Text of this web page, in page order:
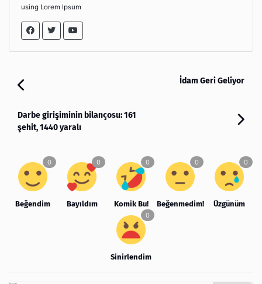
using Lorem Ipsum
İdam Geri Geliyor
Darbe girişiminin bilançosu: 161
şehit, 1440 yaralı
Beğendim Bayıldım Komik Bu! Beğenmedim! Üzgünüm
Sinirlendim